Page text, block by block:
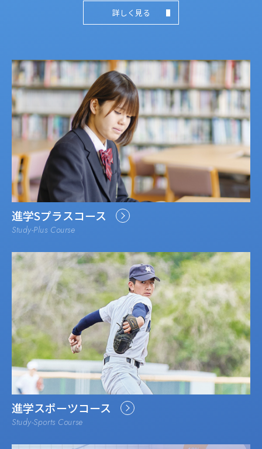
詳しく見る
進学Sプラスコース
進学スポーツコース